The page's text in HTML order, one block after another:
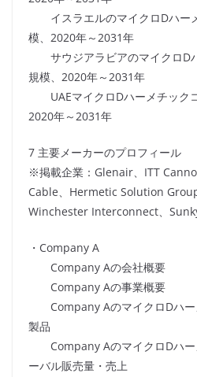
イスラエルのマイクロDハー
模、2020年～2031年
サウジアラビアのマイクロD
規模、2020年～2031年
UAEマイクロDハーメチックコ
2020年～2031年
7 主要メーカーのプロフィール
※掲載企業：Glenair、ITT
Cable、Hermetic Solution
Winchester Interconnect、
・Company A
Company Aの会社概要
Company Aの事業概要
Company AのマイクロDハー
製品
Company AのマイクロDハー
ーバル販売量・売上